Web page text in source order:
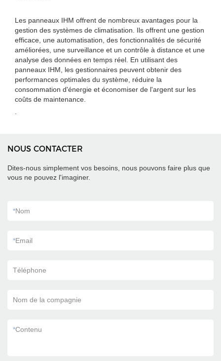
Les panneaux IHM offrent de nombreux avantages pour la
gestion des systèmes de climatisation. Ils offrent une gestion
efficace, une automatisation, des fonctionnalités de sécurité
améliorées, une surveillance et un contrôle à distance et une
analyse des données en temps réel. En utilisant des
panneaux IHM, les gestionnaires peuvent obtenir des
performances optimales du système, réduire la
consommation d'énergie et économiser de l'argent sur les
coûts de maintenance.
NOUS CONTACTER
Dites-nous simplement vos besoins, nous pouvons faire plus que
vous ne pouvez l'imaginer.
*Nom
*Email
Téléphone
Nom de la compagnie
*Contenu